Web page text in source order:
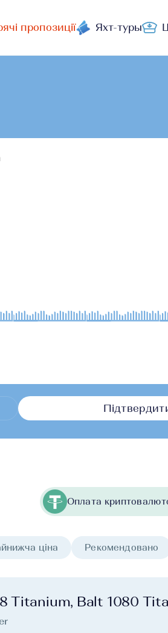
пропозиції Яхт-туры
Оплата
ціна Рекомендовано
Titanium, Balt 1080